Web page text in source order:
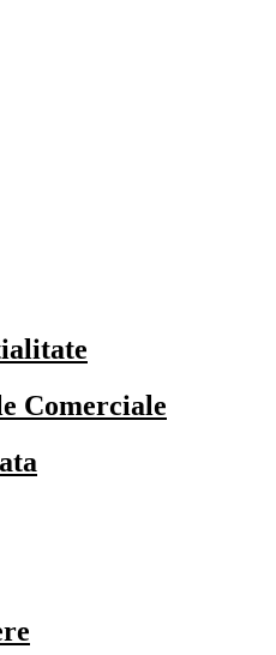
Comerciale